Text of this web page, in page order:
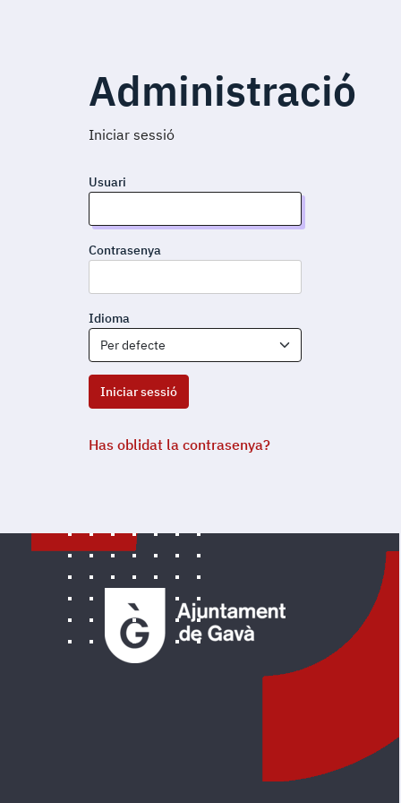
Administració
Iniciar sessió
Usuari
Contrasenya
Idioma
Per defecte
Iniciar sessió
Has oblidat la contrasenya?